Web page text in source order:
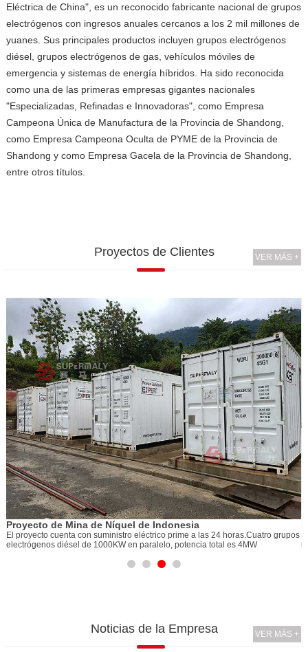
Eléctrica de China", es un reconocido fabricante nacional de grupos
electrógenos con ingresos anuales cercanos a los 2 mil millones de
yuanes. Sus principales productos incluyen grupos electrógenos
diésel, grupos electrógenos de gas, vehículos móviles de
emergencia y sistemas de energía híbridos. Ha sido reconocida
como una de las primeras empresas gigantes nacionales
"Especializadas, Refinadas e Innovadoras", como Empresa
Campeona Única de Manufactura de la Provincia de Shandong,
como Empresa Campeona Oculta de PYME de la Provincia de
Shandong y como Empresa Gacela de la Provincia de Shandong,
entre otros títulos.
Proyectos de Clientes VER MÁS +
Proyecto de Mina de Níquel de Indonesia
El proyecto cuenta con suministro eléctrico prime a las 24 horas.Cuatro grupos
electrógenos diésel de 1000KW en paralelo, potencia total es 4MW
Noticias de la Empresa VER MÁS +